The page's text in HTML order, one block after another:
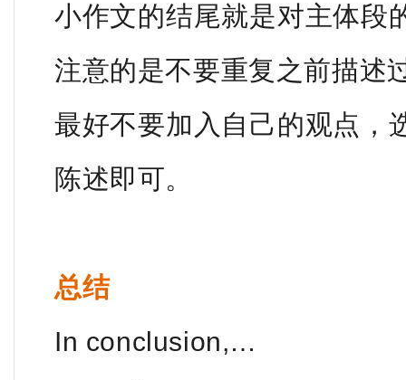
小作文的结尾就是对主体段
注意的是不要重复之前描述
最好不要加入自己的观点，
陈述即可。
总结
In conclusion,…